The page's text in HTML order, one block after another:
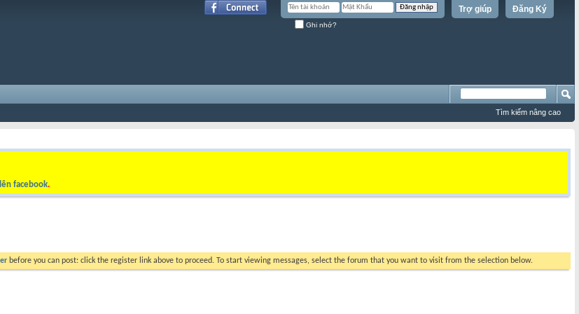
Đăng Ký
Trợ giúp
Ghi nhớ?
Tìm kiếm nâng cao
facebook.
before you can post: click the register link above to proceed. To start viewing messages, select the forum that you want to visit from the selection below.